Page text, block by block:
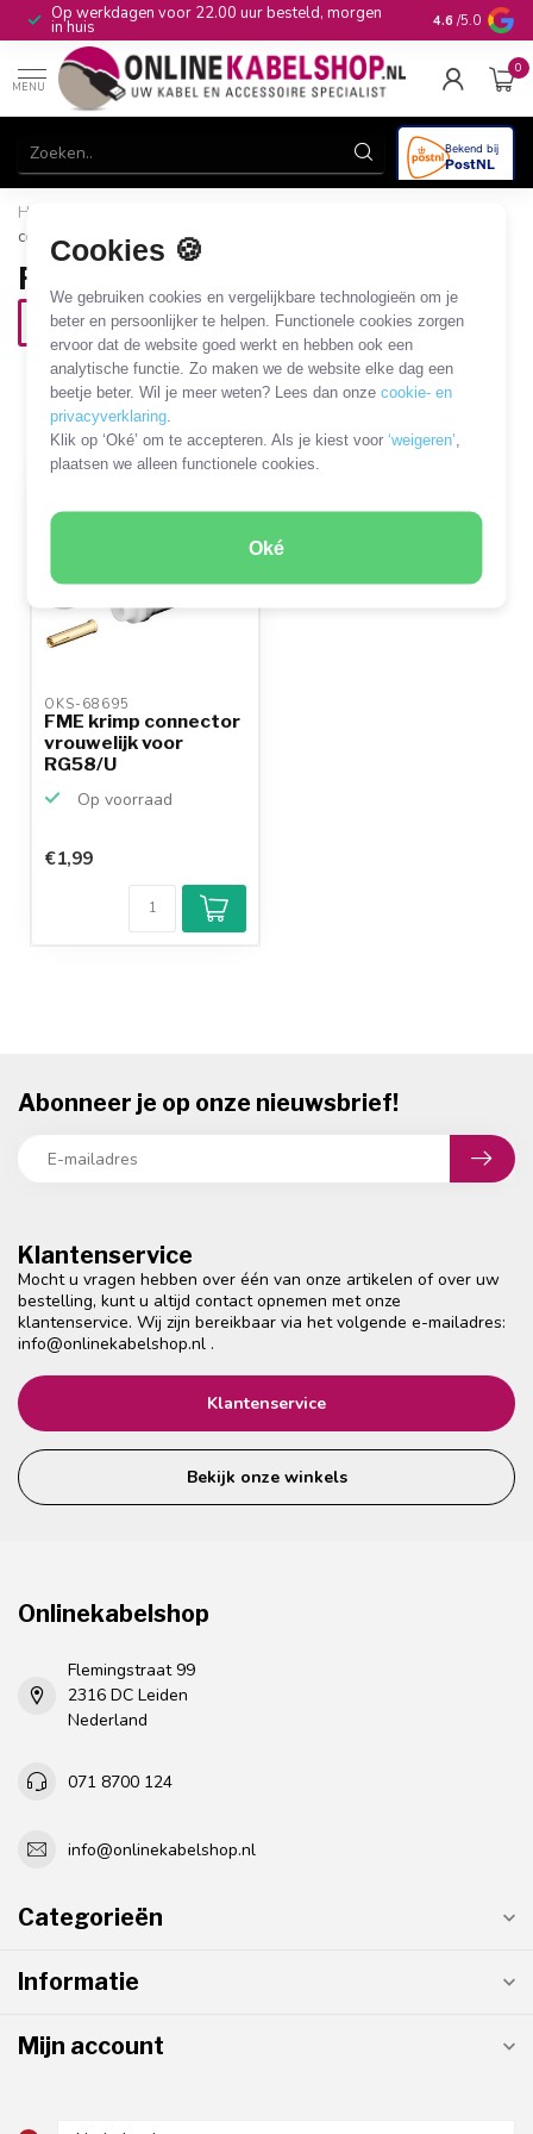
Cookies 🍪
We gebruiken cookies en vergelijkbare technologieën om je
beter en persoonlijker te helpen. Functionele cookies zorgen
ervoor dat de website goed werkt en hebben ook een
analytische functie. Zo maken we de website elke dag een
beetje beter. Wil je meer weten? Lees dan onzecookie- en
privacyverklaring
Klik op ‘Oké’ om te accepteren. Als je kiest voor‘weigeren’
plaatsen we alleen functionele cookies.
Oké
Op werkdagen voor 22.00 uur besteld, morgen
in huis 10+jaar
4.6 /5.0
MENU
0
Home
connectoren
FME connectoren
Krimp FME connectoren
1 PRODUCT
Filters
OKS-68695
FME krimp connector
vrouwelijk voor
RG58/U
Op voorraad
€1,99
Klantenservice
Mocht u vragen hebben over één van onze artikelen of over uw
bestelling, kunt u altijd contact opnemen met onze
klantenservice. Wij zijn bereikbaar via het volgende e-mailadres:
info@onlinekabelshop.nl .
Klantenservice
Bekijk onze winkels
Abonneer je op onze nieuwsbrief!
Onlinekabelshop
Flemingstraat 99
2316 DC Leiden
Nederland
071 8700 124
info@onlinekabelshop.nl
Categorieën
Informatie
Mijn account